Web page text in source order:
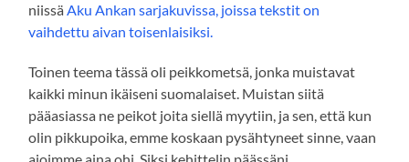
niissäAku Ankan sarjakuvissa, joissa tekstit on
vaihdettu aivan toisenlaisiksi.
Toinen teema tässä oli peikkometsä, jonka muistavat
kaikki minun ikäiseni suomalaiset. Muistan siitä
pääasiassa ne peikot joita siellä myytiin, ja sen, että kun
olin pikkupoika, emme koskaan pysähtyneet sinne, vaan